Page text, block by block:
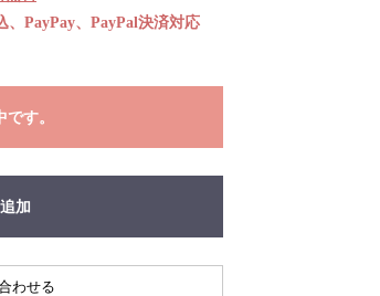
PayPay、PayPal決済対応
す。
加
わせる